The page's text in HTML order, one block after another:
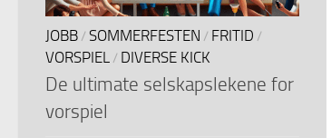
JOBB / SOMMERFESTEN / FRITID /
VORSPIEL / DIVERSE KICK
De ultimate selskapslekene for
vorspiel